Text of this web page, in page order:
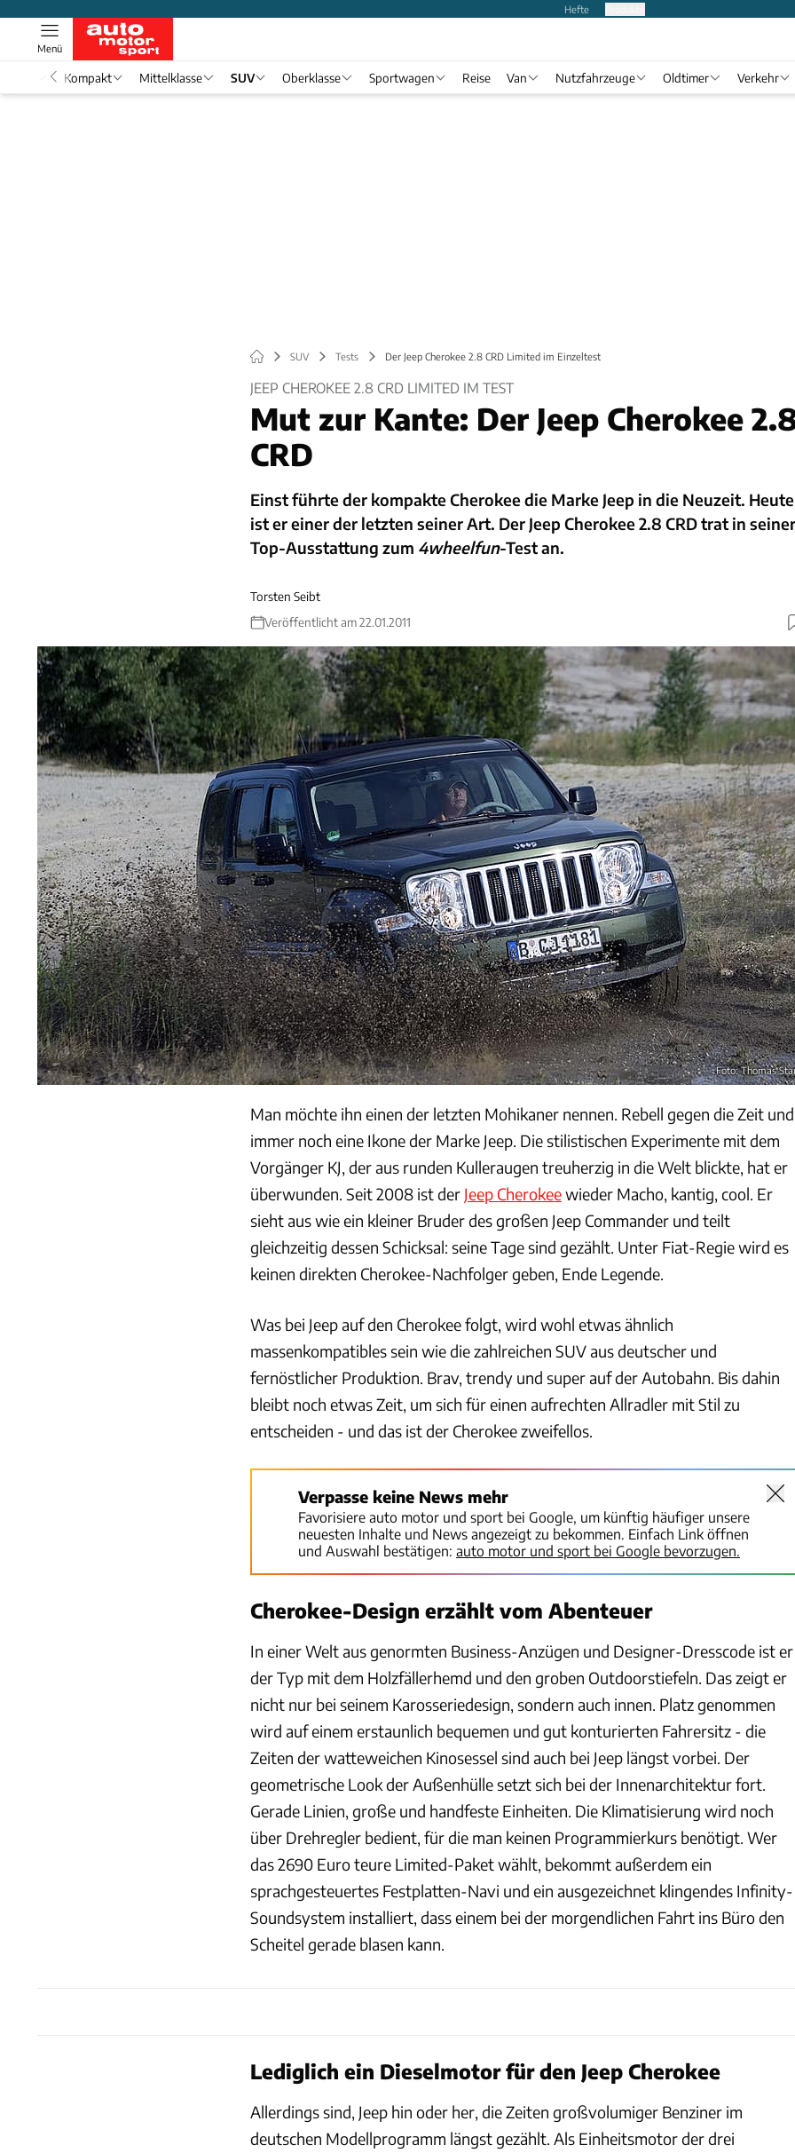
Hefte
Menü
Kompakt Mittelklasse SUV Oberklasse Sportwagen Reise Van Nutzfahrzeuge Oldtimer Verkehr
SUV Tests Der Jeep Cherokee 2.8 CRD Limited im Einzeltest
JEEP CHEROKEE 2.8 CRD LIMITED IM TEST
Mut zur Kante: Der Jeep Cherokee
CRD
Einst führte der kompakte Cherokee die Marke Jeep in die Neuzeit. Heute
ist er einer der letzten seiner Art. Der Jeep Cherokee 2.8 CRD trat in seiner
Top-Ausstattung zum 4wheelfun-Test an.
Torsten Seibt
Veröffentlicht am 22.01.2011
Foto: Thomas
Man möchte ihn einen der letzten Mohikaner nennen. Rebell gegen die Zeit und
immer noch eine Ikone der Marke Jeep. Die stilistischen Experimente mit dem
Vorgänger KJ, der aus runden Kulleraugen treuherzig in die Welt blickte, hat er
überwunden. Seit 2008 ist der Jeep Cherokeewieder Macho, kantig, cool. Er
sieht aus wie ein kleiner Bruder des großen Jeep Commander und teilt
gleichzeitig dessen Schicksal: seine Tage sind gezählt. Unter Fiat-Regie wird es
keinen direkten Cherokee-Nachfolger geben, Ende Legende.
Was bei Jeep auf den Cherokee folgt, wird wohl etwas ähnlich
massenkompatibles sein wie die zahlreichen SUV aus deutscher und
fernöstlicher Produktion. Brav, trendy und super auf der Autobahn. Bis dahin
bleibt noch etwas Zeit, um sich für einen aufrechten Allradler mit Stil zu
entscheiden - und das ist der Cherokee zweifellos.
Verpasse keine News mehr
Favorisiere auto motor und sport bei Google, um künftig häufiger unsere
neuesten Inhalte und News angezeigt zu bekommen. Einfach Link öffnen
und Auswahl bestätigen: auto motor und sport bei Google bevorzugen.
Cherokee-Design erzählt vom Abenteuer
In einer Welt aus genormten Business-Anzügen und Designer-Dresscode ist er
der Typ mit dem Holzfällerhemd und den groben Outdoorstiefeln. Das zeigt er
nicht nur bei seinem Karosseriedesign, sondern auch innen. Platz genommen
wird auf einem erstaunlich bequemen und gut konturierten Fahrersitz - die
Zeiten der watteweichen Kinosessel sind auch bei Jeep längst vorbei. Der
geometrische Look der Außenhülle setzt sich bei der Innenarchitektur fort.
Gerade Linien, große und handfeste Einheiten. Die Klimatisierung wird noch
über Drehregler bedient, für die man keinen Programmierkurs benötigt. Wer
das 2690 Euro teure Limited-Paket wählt, bekommt außerdem ein
sprachgesteuertes Festplatten-Navi und ein ausgezeichnet klingendes Infinity-
Soundsystem installiert, dass einem bei der morgendlichen Fahrt ins Büro den
Scheitel gerade blasen kann.
Lediglich ein Dieselmotor für den Jeep Cherokee
Allerdings sind, Jeep hin oder her, die Zeiten großvolumiger Benziner im
deutschen Modellprogramm längst gezählt. Als Einheitsmotor der drei